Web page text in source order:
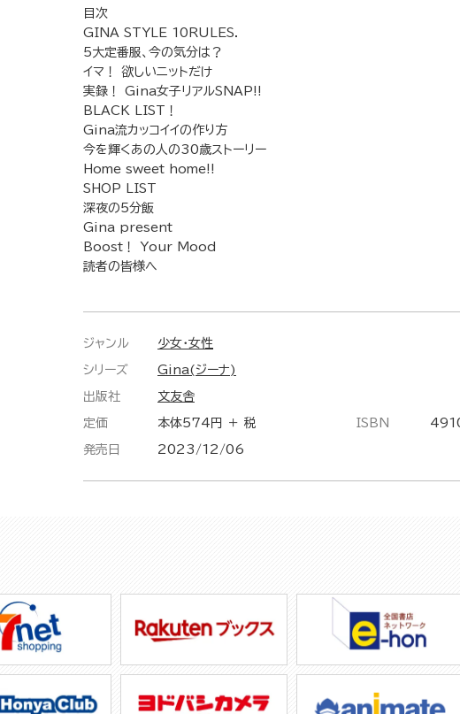
目次
GINA STYLE 10RULES.
5大定番服、今の気分は？
イマ！ 欲しいニットだけ
実録！ Gina女子リアルSNAP!!
BLACK LIST！
Gina流カッコイイの作り方
今を輝くあの人の30歳ストーリー
Home sweet home!!
SHOP LIST
深夜の5分飯
Gina present
Boost！ Your Mood
読者の皆様へ
ジャンル 少女・女性
シリーズ Gina(ジーナ)
出版社 文友舎
定価 本体574円 ＋ 税
発売日 2023/12/06
ISBN